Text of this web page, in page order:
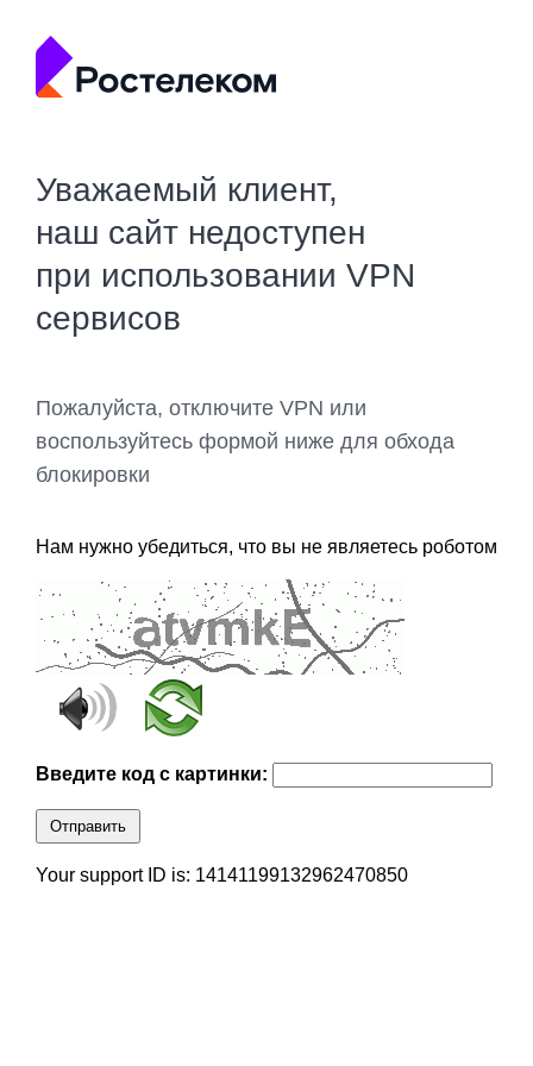
Уважаемый клиент,
наш сайт недоступен
при использовании VPN
сервисов
Пожалуйста, отключите VPN или
воспользуйтесь формой ниже для обхода
блокировки
Нам нужно убедиться, что вы не являетесь роботом
Введите код с картинки:
Отправить
Your support ID is: 14141199132962470850